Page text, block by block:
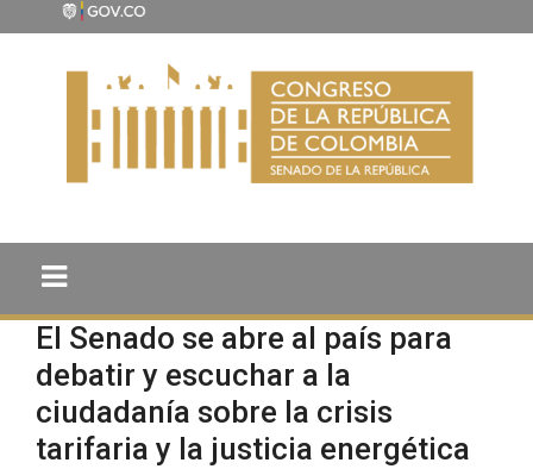
El Senado se abre al país para
debatir y escuchar a la
ciudadanía sobre la crisis
tarifaria y la justicia energética